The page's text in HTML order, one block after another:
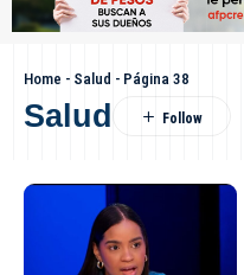
Home - Salud - Página 38
Salud